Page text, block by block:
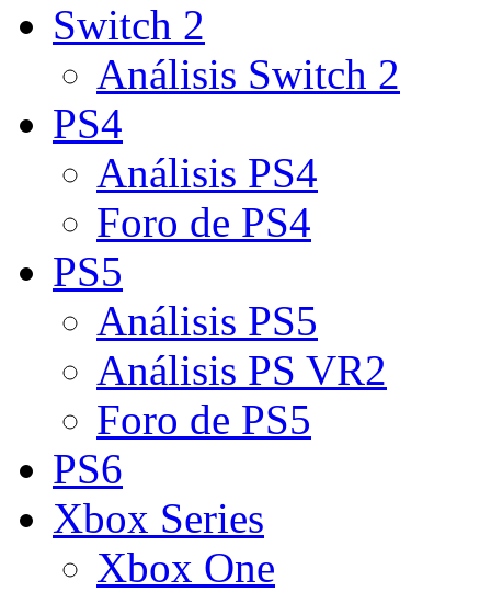
Switch 2
Análisis Switch 2
PS4
Análisis PS4
Foro de PS4
PS5
Análisis PS5
Análisis PS VR2
Foro de PS5
PS6
Xbox Series
Xbox One